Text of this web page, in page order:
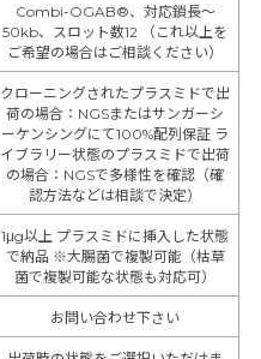
Combi-OGAB®、対応鎖長～
50kb、スロット数12 （これ以上を
ご希望の場合はご相談ください）
クローニングされたプラスミドで出
荷の場合：NGSまたはサンガーシ
ーケンシングにて100%配列保証 ラ
イブラリー状態のプラスミドで出荷
の場合：NGSで多様性を確認（確
認方法などは相談で決定）
1μg以上 プラスミドに挿入した状態
で納品 ※大腸菌で複製可能（枯草
菌で複製可能な状態も対応可）
お問い合わせ下さい